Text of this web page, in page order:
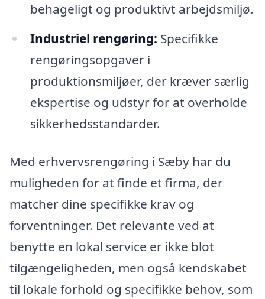
behageligt og produktivt arbejdsmiljø.
Industriel rengøring: Specifikke
rengøringsopgaver i
produktionsmiljøer, der kræver særlig
ekspertise og udstyr for at overholde
sikkerhedsstandarder.
Med erhvervsrengøring i Sæby har du
muligheden for at finde et firma, der
matcher dine specifikke krav og
forventninger. Det relevante ved at
benytte en lokal service er ikke blot
tilgængeligheden, men også kendskabet
til lokale forhold og specifikke behov, som